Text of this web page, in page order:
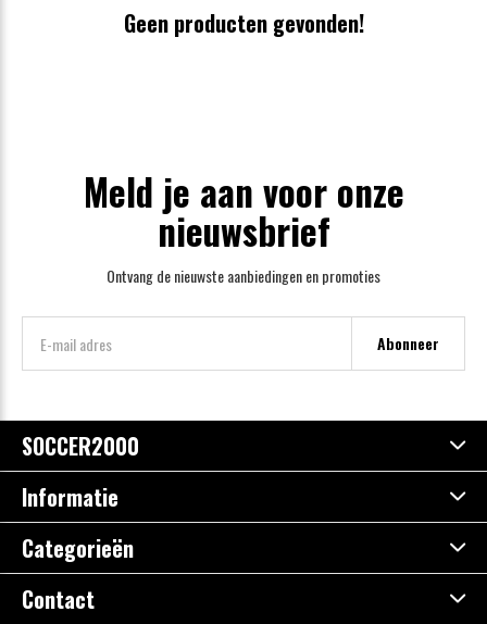
Geen producten gevonden!
Meld je aan voor onze
nieuwsbrief
Ontvang de nieuwste aanbiedingen en promoties
Abonneer
SOCCER2000
Informatie
Categorieën
Contact